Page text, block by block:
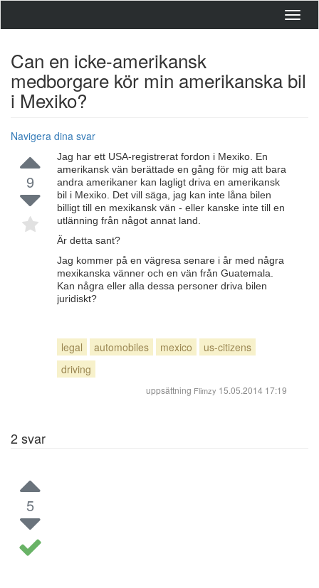
Can en icke-amerikansk
medborgare kör min amerikanska bil
i Mexiko?
Navigera dina svar
9
Jag har ett USA-registrerat fordon i Mexiko. En
amerikansk vän berättade en gång för mig att bara
andra amerikaner kan lagligt driva en amerikansk
bil i Mexiko. Det vill säga, jag kan inte låna bilen
billigt till en mexikansk vän - eller kanske inte till en
utlänning från något annat land.
Är detta sant?
Jag kommer på en vägresa senare i år med några
mexikanska vänner och en vän från Guatemala.
Kan några eller alla dessa personer driva bilen
juridiskt?
legal automobiles mexico
us-citizens
driving
uppsättning Flimzy 15.05.2014 17:19
2svar
5